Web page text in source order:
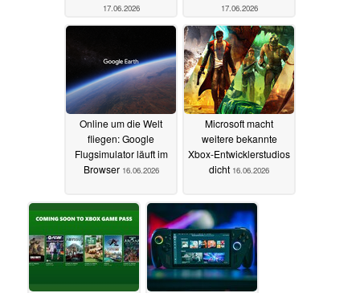
17.06.2026 17.06.2026
Online um die Welt
fliegen: Google
Flugsimulator läuft im
Browser 16.06.2026
Microsoft macht
weitere bekannte
Xbox-Entwicklerstudios
dicht 16.06.2026